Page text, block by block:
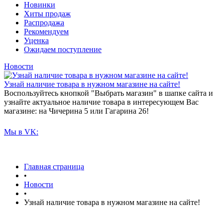
Новинки
Хиты продаж
Распродажа
Рекомендуем
Уценка
Ожидаем поступление
Новости
Узнай наличие товара в нужном магазине на сайте!
Воспользуйтесь кнопкой "Выбрать магазин" в шапке сайта и
узнайте актуальное наличие товара в интересующем Вас
магазине: на Чичерина 5 или Гагарина 26!
Мы в VK:
Главная страница
•
Новости
•
Узнай наличие товара в нужном магазине на сайте!